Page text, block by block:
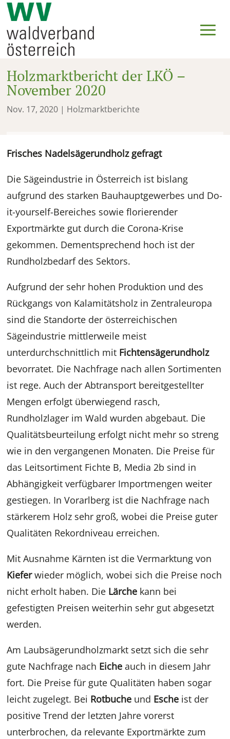
Holzmarktbericht der LKÖ –
November 2020
Nov. 17, 2020 | Holzmarktberichte
Frisches Nadelsägerundholz gefragt
Die Sägeindustrie in Österreich ist bislang
aufgrund des starken Bauhauptgewerbes und Do-
it-yourself-Bereiches sowie florierender
Exportmärkte gut durch die Corona-Krise
gekommen. Dementsprechend hoch ist der
Rundholzbedarf des Sektors.
Aufgrund der sehr hohen Produktion und des
Rückgangs von Kalamitätsholz in Zentraleuropa
sind die Standorte der österreichischen
Sägeindustrie mittlerweile meist
unterdurchschnittlich mit Fichtensägerundholz
bevorratet. Die Nachfrage nach allen Sortimenten
ist rege. Auch der Abtransport bereitgestellter
Mengen erfolgt überwiegend rasch,
Rundholzlager im Wald wurden abgebaut. Die
Qualitätsbeurteilung erfolgt nicht mehr so streng
wie in den vergangenen Monaten. Die Preise für
das Leitsortiment Fichte B, Media 2b sind in
Abhängigkeit verfügbarer Importmengen weiter
gestiegen. In Vorarlberg ist die Nachfrage nach
stärkerem Holz sehr groß, wobei die Preise guter
Qualitäten Rekordniveau erreichen.
Mit Ausnahme Kärnten ist die Vermarktung von
Kieferwieder möglich, wobei sich die Preise noch
nicht erholt haben. Die Lärche kann bei
gefestigten Preisen weiterhin sehr gut abgesetzt
werden.
Am Laubsägerundholzmarkt setzt sich die sehr
gute Nachfrage nach Eiche auch in diesem Jahr
fort. Die Preise für gute Qualitäten haben sogar
leicht zugelegt. Bei Rotbuche und Esche ist der
positive Trend der letzten Jahre vorerst
unterbrochen, da relevante Exportmärkte zum